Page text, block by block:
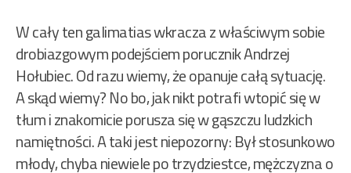
W cały ten galimatias wkracza z właściwym sobie
drobiazgowym podejściem porucznik Andrzej
Hołubiec. Od razu wiemy, że opanuje całą sytuację.
A skąd wiemy? No bo, jak nikt potrafi wtopić się w
tłum i znakomicie porusza się w gąszczu ludzkich
namiętności. A taki jest niepozorny: Był stosunkowo
młody, chyba niewiele po trzydziestce, mężczyzna o